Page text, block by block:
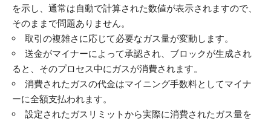
を示し、通常は自動で計算された数値が表示されますので、
そのままで問題ありません。
取引の複雑さに応じて必要なガス量が変動します。
送金がマイナーによって承認され、ブロックが生成され
ると、そのプロセス中にガスが消費されます。
消費されたガスの代金はマイニング手数料としてマイナ
ーに全額支払われます。
設定されたガスリミットから実際に消費されたガス量を